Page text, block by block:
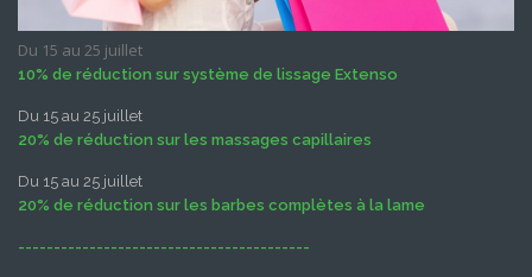
Du 15 au 25 juillet
10% de réduction sur système de lissage Extenso
Du 15 au 25 juillet
20% de réduction sur les massages capillaires
Du 15 au 25 juillet
20% de réduction sur les barbes complètes à la lame
-----------------------------------------